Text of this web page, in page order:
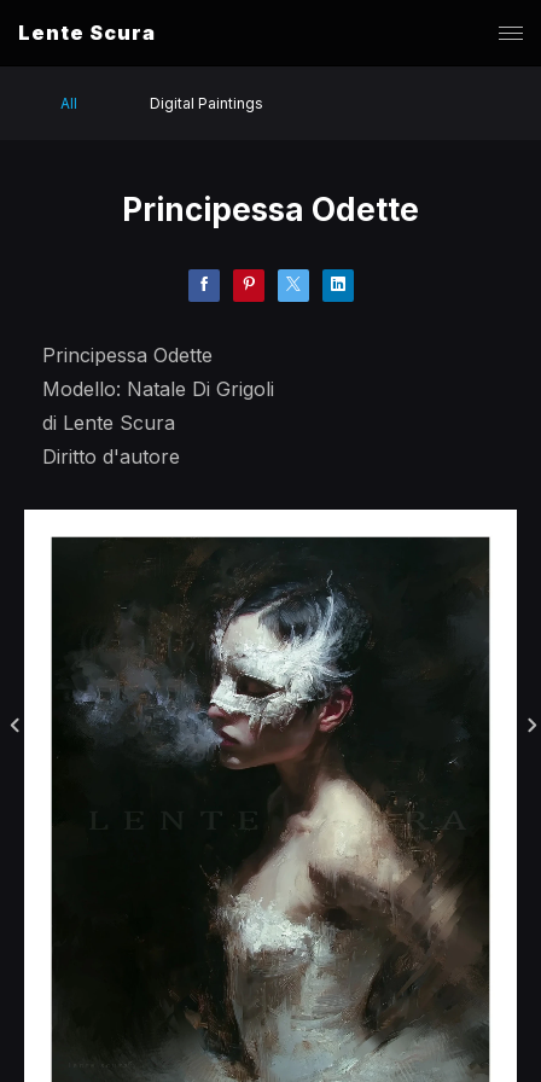
Lente Scura
All Digital Paintings
Principessa Odette
Principessa Odette
Modello: Natale Di Grigoli
di Lente Scura
Diritto d'autore